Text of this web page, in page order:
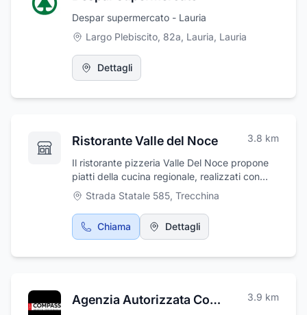
di mettere in pratica le tue conoscenze e
acquisire nuove competenze sul campo.
per arricchire il tuo curriculum e farti entrare a
contatto con il mondo del lavoro.
Despar supermercato - Lauria
Largo Plebiscito, 82a, Lauria, Lauria
Dettagli
Ristorante Valle del Noce 3.8 km
Il ristorante pizzeria Valle Del Noce propone
piatti della cucina regionale, realizzati con
ingredienti sempre freschi e selezionati, che
costituiscono un solido legame con le ricette
tradizionali del passato. In un periodo in cui le
mode culinarie sono soggette a continui
un punto fermo e immutato per tutti i
Potenza.
Strada Statale 585, Trecchina
Chiama Dettagli
Agenzia Autorizzata Compass di Lauria 3.9 km